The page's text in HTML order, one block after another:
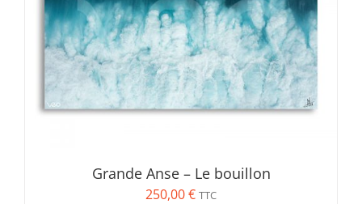
Grande Anse – Le bouillon
250,00€ TTC